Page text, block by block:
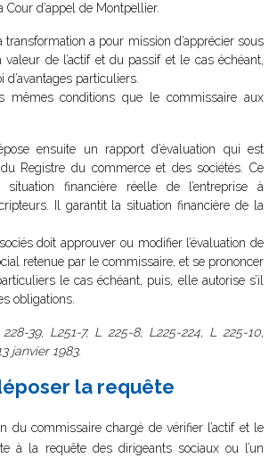
d’appel de Montpellier.
transformation a pour mission d’apprécier sous
valeur de l’actif et du passif et le cas échéant,
d’avantages particuliers.
mêmes conditions que le commissaire aux
ensuite un rapport d’évaluation qui est
Registre du commerce et des sociétés. Ce
financière réelle de l’entreprise à
Il garantit la situation financière de la
doit approuver ou modifier l’évaluation de
retenue par le commissaire, et se prononcer
le cas échéant, puis, elle autorise s’il
obligations.
39, L251-7, L 225-8, L225-224, L 225-10,
janvier 1983.
la requête
du commissaire chargé de vérifier l’actif et le
à la requête des dirigeants sociaux ou l’un